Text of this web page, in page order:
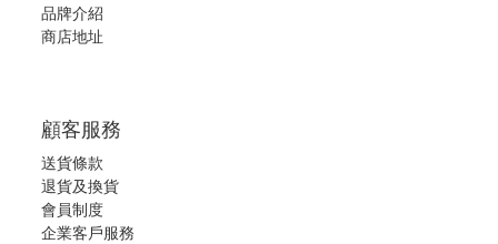
品牌介紹
商店地址
顧客服務
送貨條款
退貨及換貨
會員制度
企業客戶服務